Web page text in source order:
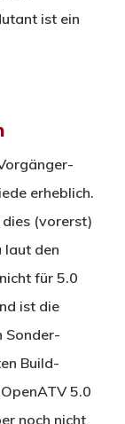
ist ein
erheblich.
(vorerst)
laut den
für 5.0
ist die
Sonder-
Build-
5.0
noch nicht